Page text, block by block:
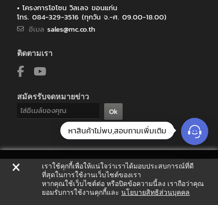
Bangkok Hotel Lotus Sukhumvit Co.,LTD.
Bangkok Patana School
BEM บริษัททางด่วนและรถไฟฟ้ากรุงเทพจำกัด (มหาชน)
Buriram United Shop (สยามสแควร์)
CAL-COMP ELCTRONIC ( THAILAND ) PUBLIC CO.,LTD.
Centre Point Sukhumvit Thong Lor
CHAMROEN KANPAT
CHN Industrial(Thailand)
Coach Empuartier
Coach King Power(Phuket)
Connell Bros(Thailand) Co.,Ltd.
CPF (Kabinburi Feed mill)
Dextra Manufacturing Co.Ltd.
• โครงการโอโซน วิลเลจ ขอนแก่น
โทร. 084-329-3516 (ทุกวัน จ.-ศ. 09.00-18.00)
อีเมล sales@mc.co.th
ติดตามเรา
สมัครรับจดหมายข่าว
Ok
เราใช้คุกกี้เพื่อให้แน่ใจว่าเราได้มอบประสบการณ์ที่ดี
ที่สุดในการใช้งานเว็บไซต์ของเรา
หากคุณใช้เว็บไซต์ต่อ หรือปิดข้อความนี้ลง เราถือว่าคุณ
ยอมรับการใช้งานคุกกี้และ นโยบายสิทธิส่วนบุคคล
หาสินค้าไม่พบ,สอบถามเพิ่มเติม